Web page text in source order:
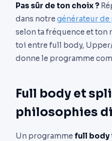
Pas sûr de ton choix ?
dans notre générateur
selon ta fréquence et ton
toi entre full body,
donne le programme
Full body et
philosophies
Un programme full body